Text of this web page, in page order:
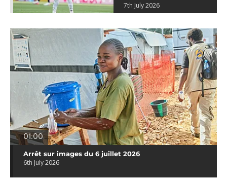
7th July 2026
01:00
Arrêt sur images du 6 juillet 2026
6th July 2026